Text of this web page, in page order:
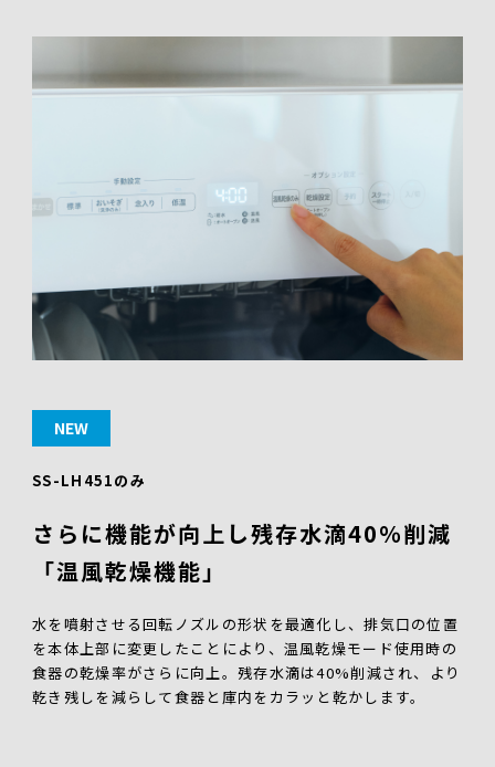
NEW
SS-LH451のみ
さらに機能が向上し残存水滴40％削減
「温風乾燥機能」
水を噴射させる回転ノズルの形状を最適化し、排気口の位置
を本体上部に変更したことにより、温風乾燥モード使用時の
食器の乾燥率がさらに向上。残存水滴は40%削減され、より
乾き残しを減らして食器と庫内をカラッと乾かします。